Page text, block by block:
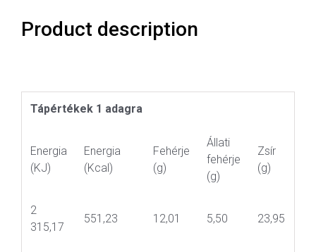
Product description
Tápértékek 1 adagra
Energia
(KJ)
Energia
(Kcal)
Fehérje
(g)
Állati
fehérje
(g)
Zsír
(g)
2
315,17
551,23 12,01 5,50 23,95